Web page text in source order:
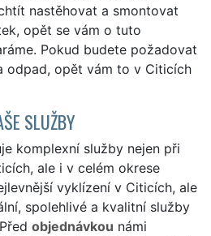
nastěhovat a smontovat
opět se vám o tuto
Pokud budete požadovat
odpad, opět vám to v Citicích
SLUŽBY
komplexní služby nejen při
ale i v celém okrese
vyklízení v Citicích, ale
spolehlivé a kvalitní služby
objednávkou námi